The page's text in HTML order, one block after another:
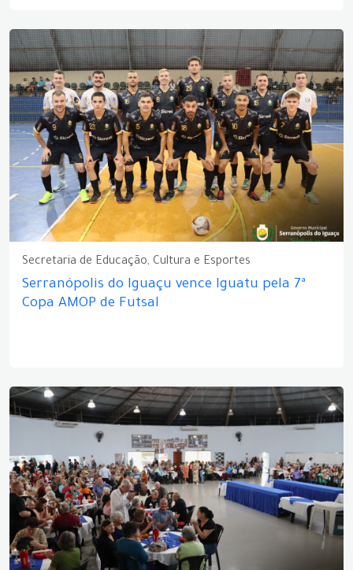
Secretaria de Educação, Cultura e Esportes
Serranópolis do Iguaçu vence Iguatu pela 7ª
Copa AMOP de Futsal